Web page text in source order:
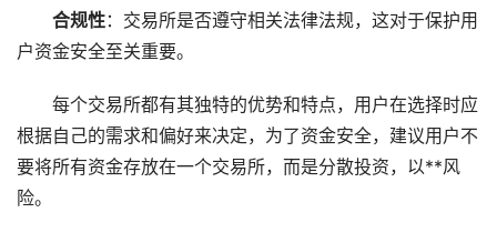
合规性：交易所是否遵守相关法律法规，这对于保护用
户资金安全至关重要。
每个交易所都有其独特的优势和特点，用户在选择时应
根据自己的需求和偏好来决定，为了资金安全，建议用户不
要将所有资金存放在一个交易所，而是分散投资，以**风
险。